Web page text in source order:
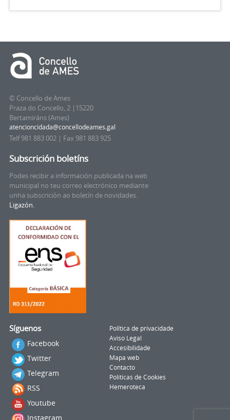
© Concello de Ames
Praza do Concello, 2 |15220
Bertamiráns (Ames)
Telf 981 883 002 | Fax 981 883 925
Subscrición boletíns
Podes recibir a información publicada na web
municipal no teu correo electrónico mediante
unha subscrición ao boletín de novidades.
Ligazón.
Síguenos
Facebook
Twitter
Telegram
RSS
Youtube
Instagram
Política de privacidade
Aviso Legal
Accesibilidade
Mapa web
Contacto
Politicas de Cookies
Hemeroteca